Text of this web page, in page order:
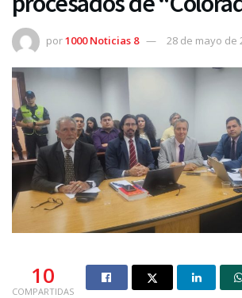
por1000 Noticias 8 28 de mayo de
10
COMPARTIDAS